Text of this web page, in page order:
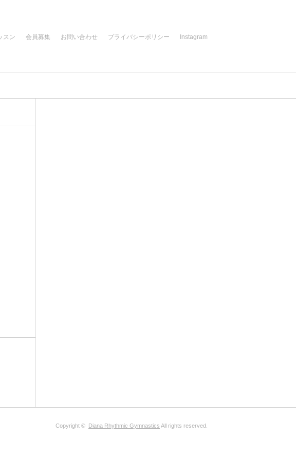
スン 会員募集 お問い合わせ プライバシーポリシー Instagram
Copyright © Diana Rhythmic Gymnastics All rights reserved.